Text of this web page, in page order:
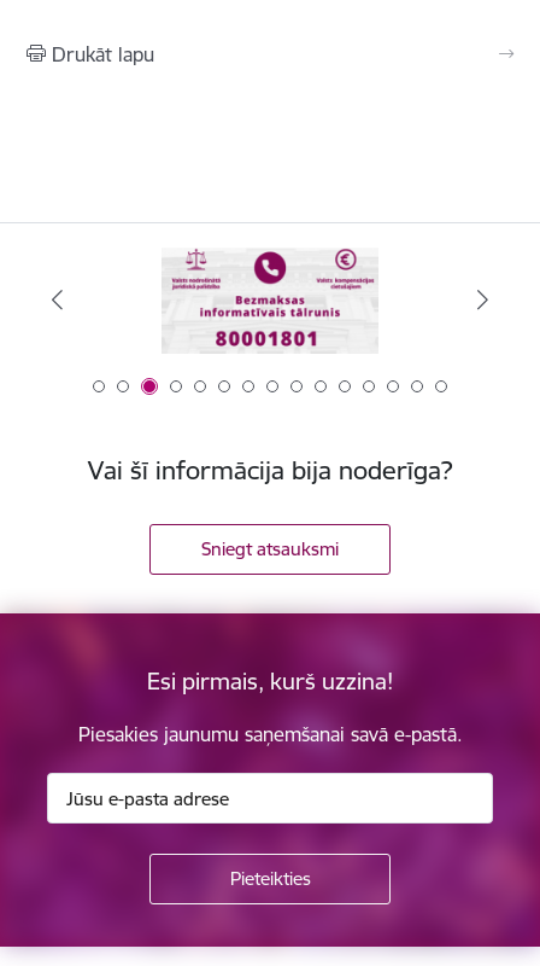
Drukāt lapu
Vai šī informācija bija noderīga?
Sniegt atsauksmi
Esi pirmais, kurš uzzina!
Piesakies jaunumu saņemšanai savā e-pastā.